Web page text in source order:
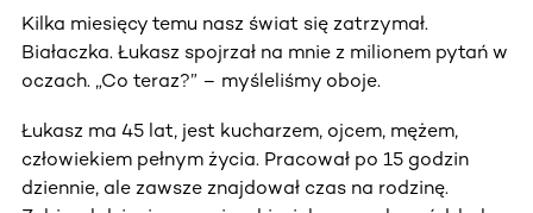
Kilka miesięcy temu nasz świat się zatrzymał.
Białaczka. Łukasz spojrzał na mnie z milionem pytań w
oczach. „Co teraz?” – myśleliśmy oboje.
Łukasz ma 45 lat, jest kucharzem, ojcem, mężem,
człowiekiem pełnym życia. Pracował po 15 godzin
dziennie, ale zawsze znajdował czas na rodzinę.